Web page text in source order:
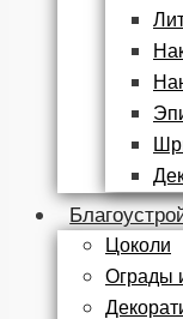
Цоколи
Ограды